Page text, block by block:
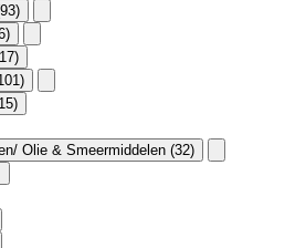
Olie & Smeermiddelen (32)